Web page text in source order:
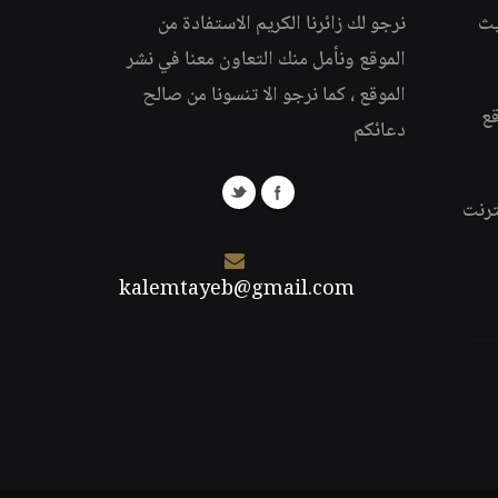
نرجو لك زائرنا الكريم الاستفادة من
الموقع ونأمل منك التعاون معنا في نشر
الموقع ، كما نرجو الا تنسونا من صالح
دعائكم
kalemtayeb@gmail.com